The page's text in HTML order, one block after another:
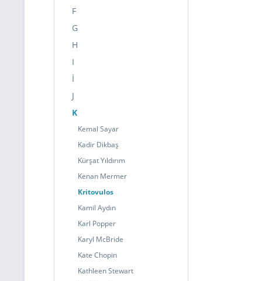
F
G
H
I
İ
J
K
Kemal Sayar
Kadir Dikbaş
Kürşat Yıldırım
Kenan Mermer
Kritovulos
Kamil Aydın
Karl Popper
Karyl McBride
Kate Chopin
Kathleen Stewart